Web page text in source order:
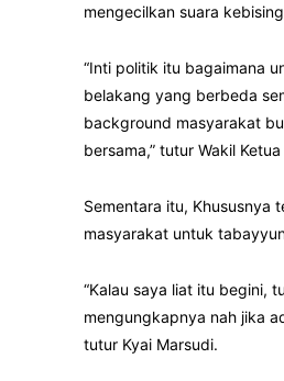
mengecilkan suara
“Inti politik itu bagaimana
belakang yang berbeda
background masyarakat
bersama,” tutur Wakil Ketua
Sementara itu, Khususnya
masyarakat untuk
“Kalau saya liat itu begini,
mengungkapnya nah jika
tutur Kyai Marsudi.